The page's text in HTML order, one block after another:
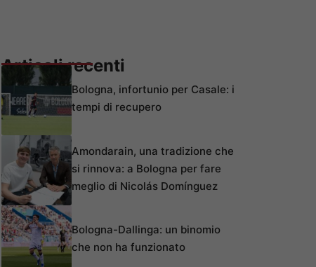
Articoli recenti
Bologna, infortunio per Casale: i
tempi di recupero
Amondarain, una tradizione che
si rinnova: a Bologna per fare
meglio di Nicolás Domínguez
Bologna-Dallinga: un binomio
che non ha funzionato